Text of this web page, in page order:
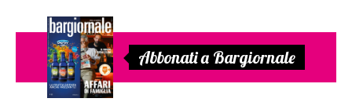
Abbonati a Bargiornale